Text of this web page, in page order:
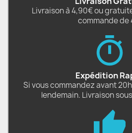
Livraison à 4,90€ ou
commande de
Expédition
Si vous commandez avant
lendemain. Livraison